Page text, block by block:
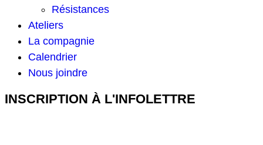
Résistances
Ateliers
La compagnie
Calendrier
Nous joindre
INSCRIPTION À L'INFOLETTRE